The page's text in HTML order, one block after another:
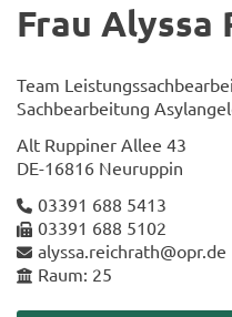
Frau Alys­sa
Team
Sach­be­ar­bei­tung
Alt Rup­pi­ner Allee 43
DE-​16816 Neu­rup­pin
03391 688 5413
03391 688 5102
alys­sa.reich­rath@opr.de
Raum: 25